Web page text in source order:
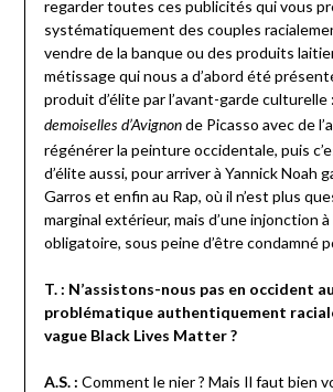
regarder toutes ces publicités qui vous
systématiquement des couples
vendre de la banque ou des produits
métissage qui nous a d’abord été
produit d’élite par l’avant-garde culturelle
demoiselles d’Avignonde Picasso avec de
régénérer la peinture occidentale, puis
d’élite aussi, pour arriver à Yannick Noah
Garros et enfin au Rap, où il n’est plus
marginal extérieur, mais d’une injonction
obligatoire, sous peine d’être condamné
T. : N’assistons-nous pas en occident
problématique authentiquement
vague Black Lives Matter ?
A.S. : Comment le nier ? Mais Il faut bien